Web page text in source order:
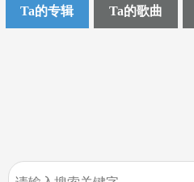
Ta的专辑 Ta的歌曲